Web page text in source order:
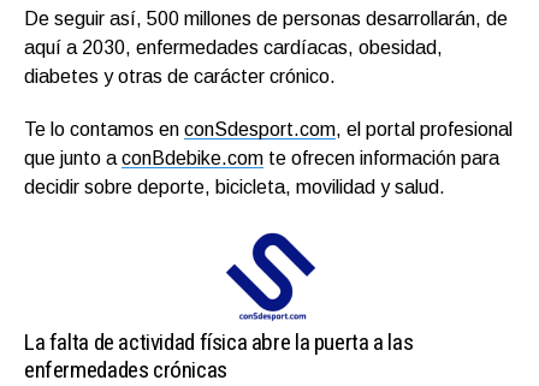
De seguir así, 500 millones de personas desarrollarán, de
aquí a 2030, enfermedades cardíacas, obesidad,
diabetes y otras de carácter crónico.
Te lo contamos en conSdesport.com, el portal profesional
que junto a conBdebike.com te ofrecen información para
decidir sobre deporte, bicicleta, movilidad y salud.
La falta de actividad física abre la puerta a las
enfermedades crónicas